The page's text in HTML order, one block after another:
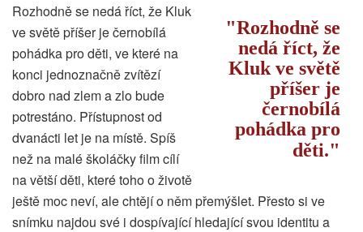
Rozhodně se
nedá říct, že
Kluk ve světě
příšer je
černobílá
pohádka pro
děti.
Rozhodně se nedá říct, že Kluk
ve světě příšer je černobílá
pohádka pro děti, ve které na
konci jednoznačně zvítězí
dobro nad zlem a zlo bude
potrestáno. Přístupnost od
dvanácti let je na místě. Spíš
než na malé školáčky film cílí
na větší děti, které toho o životě
ještě moc neví, ale chtějí o něm přemýšlet. Přesto si ve
snímku najdou své i dospívající hledající svou identitu a